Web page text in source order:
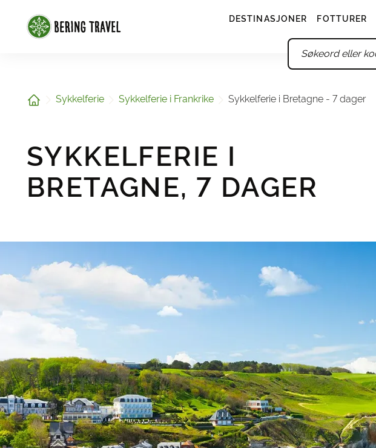
DESTINASJONER FOTTURER
Hjem Sykkelferie Sykkelferie i Frankrike Sykkelferie i Bretagne - 7 dager
SYKKELFERIE I
BRETAGNE, 7 DAGER